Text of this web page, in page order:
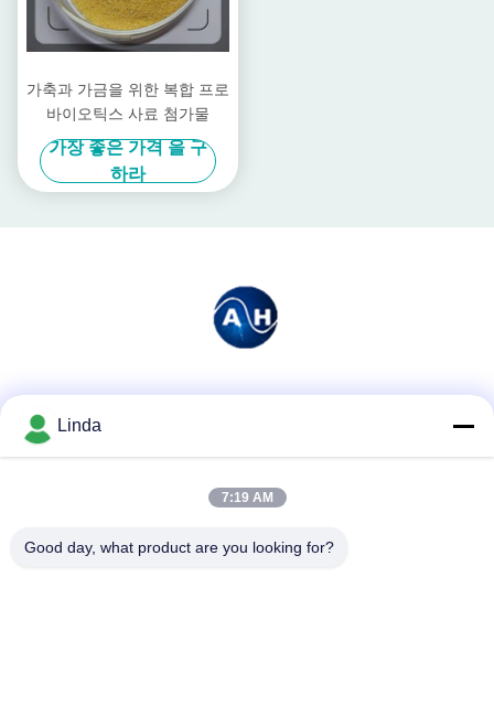
가축과 가금을 위한 복합 프로
바이오틱스 사료 첨가물
가장 좋은 가격 을 구
하라
빠른 연락
전화
Linda
7:19 AM
Good day, what product are you looking for?